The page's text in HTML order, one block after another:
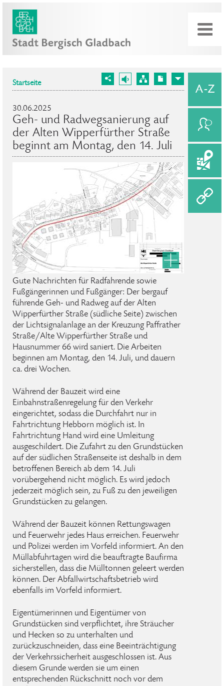
Startseite
30.06.2025
Geh- und Radwegsanierung auf
der Alten Wipperfürther Straße
beginnt am Montag, den 14. Juli
Gute Nachrichten für Radfahrende sowie
Fußgängerinnen und Fußgänger: Der bergauf
führende Geh- und Radweg auf der Alten
Wipperfürther Straße (südliche Seite) zwischen
der Lichtsignalanlage an der Kreuzung Paffrather
Straße/Alte Wipperfürther Straße und
Hausnummer 66 wird saniert. Die Arbeiten
beginnen am Montag, den 14. Juli, und dauern
ca. drei Wochen.
Während der Bauzeit wird eine
Einbahnstraßenregelung für den Verkehr
eingerichtet, sodass die Durchfahrt nur in
Fahrtrichtung Hebborn möglich ist. In
Fahrtrichtung Hand wird eine Umleitung
ausgeschildert. Die Zufahrt zu den Grundstücken
auf der südlichen Straßenseite ist deshalb in dem
betroffenen Bereich ab dem 14. Juli
vorübergehend nicht möglich. Es wird jedoch
jederzeit möglich sein, zu Fuß zu den jeweiligen
Grundstücken zu gelangen.
Während der Bauzeit können Rettungswagen
und Feuerwehr jedes Haus erreichen. Feuerwehr
und Polizei werden im Vorfeld informiert. An den
Müllabfuhrtagen wird die beauftragte Baufirma
sicherstellen, dass die Mülltonnen geleert werden
können. Der Abfallwirtschaftsbetrieb wird
ebenfalls im Vorfeld informiert.
Eigentümerinnen und Eigentümer von
Grundstücken sind verpflichtet, ihre Sträucher
und Hecken so zu unterhalten und
zurückzuschneiden, dass eine Beeinträchtigung
der Verkehrssicherheit ausgeschlossen ist. Aus
diesem Grunde werden sie um einen
entsprechenden Rückschnitt noch vor dem